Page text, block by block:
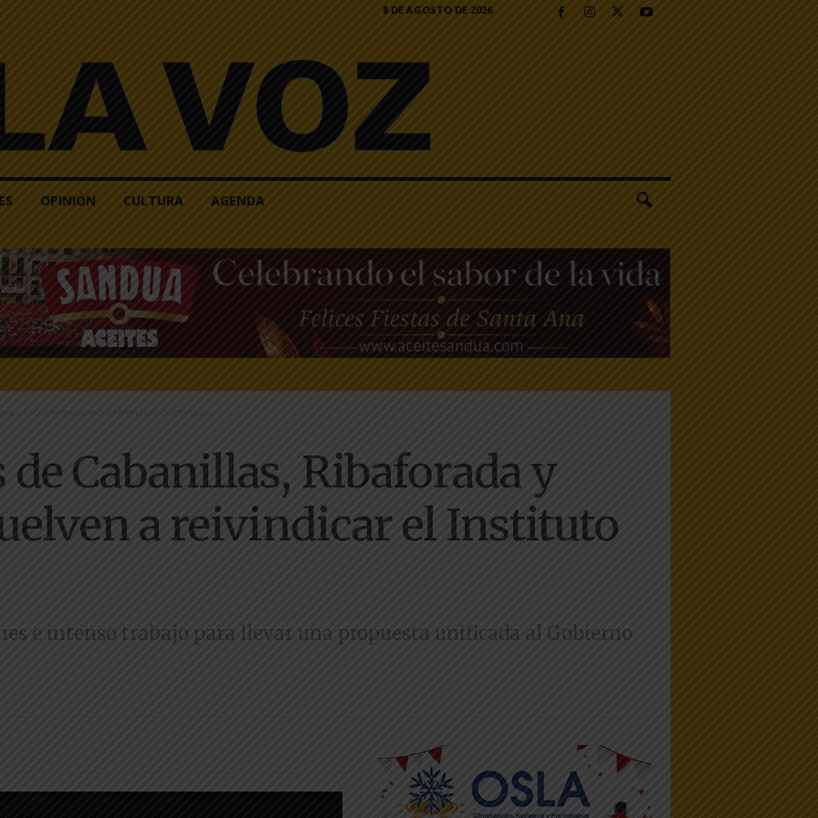
8 DE AGOSTO DE 2026
OPINIÓN CULTURA AGENDA
y Fustiñana vuelven a reivindicar el Instituto...
Cabanillas, Ribaforada y
a reivindicar el Instituto
e intenso trabajo para llevar una propuesta unificada al Gobierno